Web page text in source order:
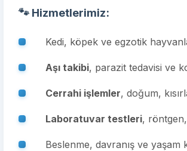
🐾 Hizmetlerimiz:
Kedi, köpek ve egzotik
Aşı takibi, parazit tedavisi ve
Cerrahi işlemler, doğum,
Laboratuvar testleri,
Beslenme, davranış ve yaşam